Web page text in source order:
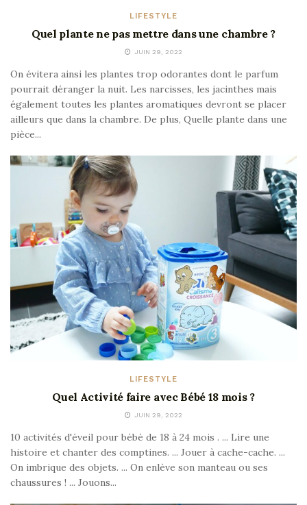
LIFESTYLE
Quel plante ne pas mettre dans une chambre ?
JUIN 29, 2022
On évitera ainsi les plantes trop odorantes dont le parfum
pourrait déranger la nuit. Les narcisses, les jacinthes mais
également toutes les plantes aromatiques devront se placer
ailleurs que dans la chambre. De plus, Quelle plante dans une
pièce...
LIFESTYLE
Quel Activité faire avec Bébé 18 mois ?
JUIN 29, 2022
10 activités d'éveil pour bébé de 18 à 24 mois . ... Lire une
histoire et chanter des comptines. ... Jouer à cache-cache. ...
On imbrique des objets. ... On enlève son manteau ou ses
chaussures ! ... Jouons...